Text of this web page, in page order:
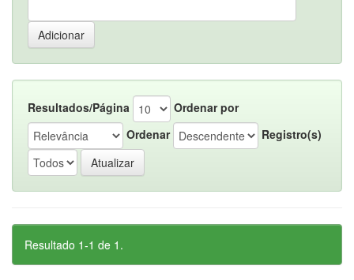
Resultados/Página
Ordenar por
Ordenar
Registro(s)
Resultado 1-1 de 1.